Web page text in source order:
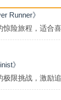
Runner》
惊险旅程，适合
》
极限挑战，激励